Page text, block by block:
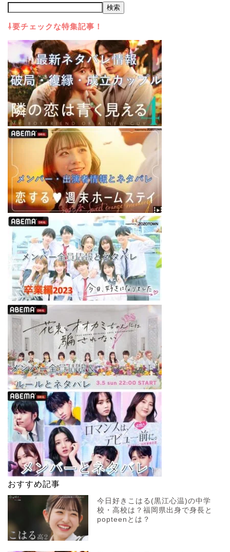
検索
⇩要チェックな特集記事！
おすすめ記事
今日好きこはる(黒江心温)の中学
校・高校は？福岡県出身で身長と
popteenとは？